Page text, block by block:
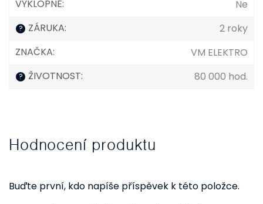
VÝKLOPNÉ: Ne
? ZÁRUKA:
2 roky
ZNAČKA: VM ELEKTRO
? ŽIVOTNOST: 80 000 hod.
Hodnocení produktu
Buďte první, kdo napíše příspěvek k této položce.